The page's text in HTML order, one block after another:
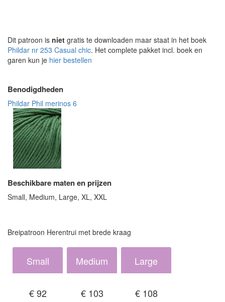
Dit patroon is niet gratis te downloaden maar staat in het boek
Phildar nr 253 Casual chic. Het complete pakket incl. boek en
garen kun je hier bestellen
Benodigdheden
Phildar Phil merinos 6
Beschikbare maten en prijzen
Small, Medium, Large, XL, XXL
Breipatroon Herentrui met brede kraag
Small
€ 92
Medium
€ 103
Large
€ 108